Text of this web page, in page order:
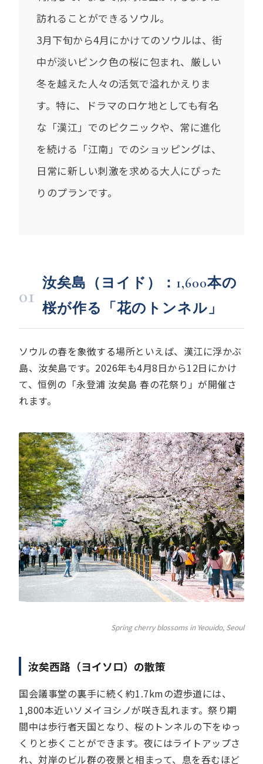
訪れることができるソウル。
3月下旬から4月にかけてのソウルは、街
中が淡いピンク色の桜に包まれ、厳しい
冬を越えた人々の活気で溢れかえりま
す。特に、ドラマのロケ地としても有名
な「漢江」でのピクニックや、常に進化
を続ける「江南」でのショッピングは、
日常に新しい刺激を求める大人にぴった
りのプランです。
01
汝矣島（ヨイド）：1,600本の
桜が作る「花のトンネル」
ソウルの春を象徴する場所といえば、漢江に浮かぶ
島、汝矣島です。2026年も4月8日から12日にかけ
て、恒例の「永登浦 汝矣島 春の花祭り」が開催さ
れます。
Spring cherry blossoms in Yeouido, Seoul
汝矣西路（ヨイソロ）の散策
国会議事堂の裏手に続く約1.7kmの遊歩道には、
1,800本近いソメイヨシノが咲き乱れます。祭り期
間中は歩行者天国となり、桜のトンネルの下をゆっ
くりと歩くことができます。夜にはライトアップさ
れ、対岸のビル群の夜景と相まって、息を呑むほど